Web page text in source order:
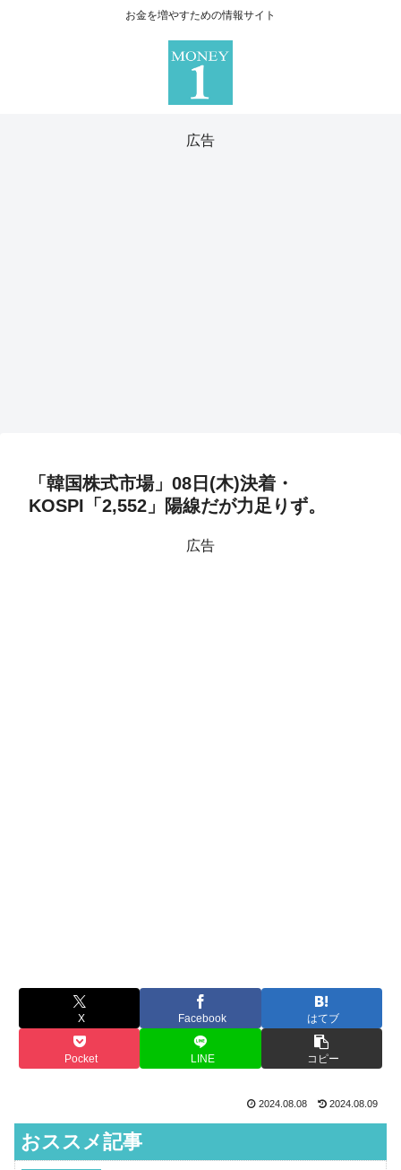
お金を増やすための情報サイト
広告
「韓国株式市場」08日(木)決着・
KOSPI「2,552」陽線だが力足りず。
広告
X Facebook はてブ
Pocket LINE コピー
2024.08.08 2024.08.09
おススメ記事